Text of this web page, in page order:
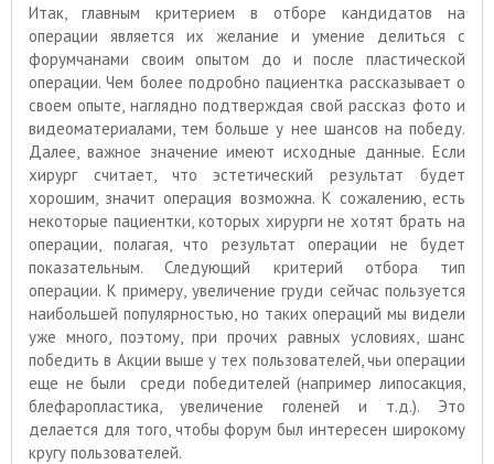
Итак, главным критерием в отборе кандидатов на
операции является их желание и умение делиться с
форумчанами своим опытом до и после пластической
операции. Чем более подробно пациентка рассказывает о
своем опыте, наглядно подтверждая свой рассказ фото и
видеоматериалами, тем больше у нее шансов на победу.
Далее, важное значение имеют исходные данные. Если
хирург считает, что эстетический результат будет
хорошим, значит операция возможна. К сожалению, есть
некоторые пациентки, которых хирурги не хотят брать на
операции, полагая, что результат операции не будет
показательным. Следующий критерий отбора тип
операции. К примеру, увеличение груди сейчас пользуется
наибольшей популярностью, но таких операций мы видели
уже много, поэтому, при прочих равных условиях, шанс
победить в Акции выше у тех пользователей, чьи операции
еще не были среди победителей (например липосакция,
блефаропластика, увеличение голеней и т.д.). Это
делается для того, чтобы форум был интересен широкому
кругу пользователей.